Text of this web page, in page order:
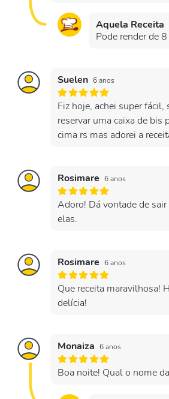
Aquela Receita
Pode render de
Suelen 6 anos
Fiz hoje, achei super fácil,
reservar uma caixa de bis
cima rs mas adorei a
Rosimare 6 anos
Adoro! Dá vontade de
elas.
Rosimare 6 anos
Que receita maravilhosa!
delícia!
Monaiza 6 anos
Boa noite! Qual o nome